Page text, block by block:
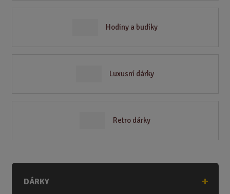
Hodiny a budíky
Luxusní dárky
Retro dárky
DÁRKY